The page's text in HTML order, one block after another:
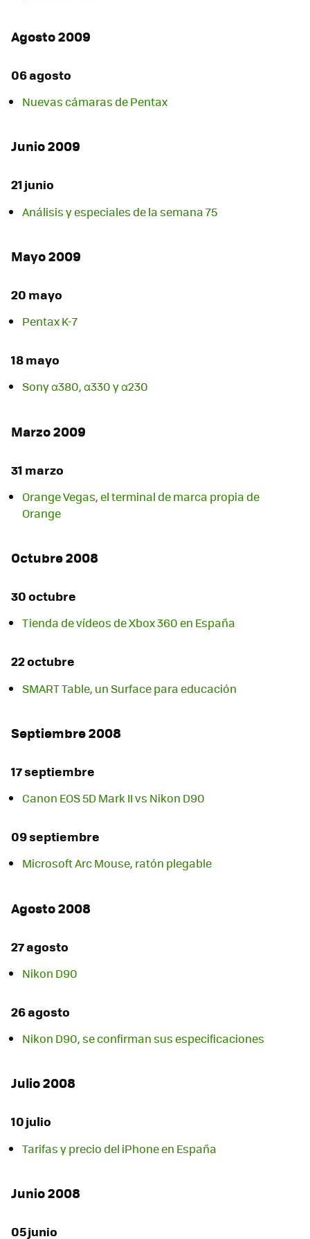
Agosto 2009
06 agosto
Nuevas cámaras de Pentax
Junio 2009
21 junio
Análisis y especiales de la semana 75
Mayo 2009
20 mayo
Pentax K-7
18 mayo
Sony α380, α330 y α230
Marzo 2009
31 marzo
Orange Vegas, el terminal de marca propia de
Orange
Octubre 2008
30 octubre
Tienda de vídeos de Xbox 360 en España
22 octubre
SMART Table, un Surface para educación
Septiembre 2008
17 septiembre
Canon EOS 5D Mark II vs Nikon D90
09 septiembre
Microsoft Arc Mouse, ratón plegable
Agosto 2008
27 agosto
Nikon D90
26 agosto
Nikon D90, se confirman sus especificaciones
Julio 2008
10 julio
Tarifas y precio del iPhone en España
Junio 2008
05 junio